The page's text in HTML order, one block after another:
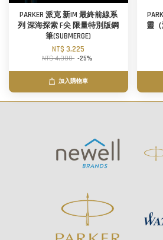
PARKER 派克 新IM 最終前線系
列 深海探索 F尖 限量特別版鋼
筆(SUBMERGE)
NT$ 3,225
NT$ 4,300 -25%
加入購物車
靈